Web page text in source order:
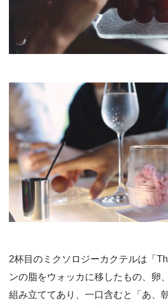
2杯目のミクソロジーカクテルは「
ンの脂をウォッカに移したもの、卵
組み立ててあり、一口含むと「あ、